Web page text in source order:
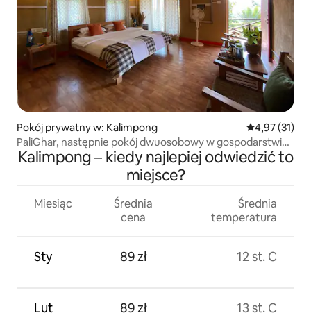
Pokój prywatny w: Kalimpong Średnia
4,97 (31)
PaliGhar, następnie pokój dwuosobowy w gospodarstwie
Kalimpong
Kalimpong – kiedy najlepiej odwiedzić to
miejsce?
Miesiąc
Sty
Lut
Średnia
cena
89 zł
89 zł
Średnia
temperatura
12 st. C
13 st. C